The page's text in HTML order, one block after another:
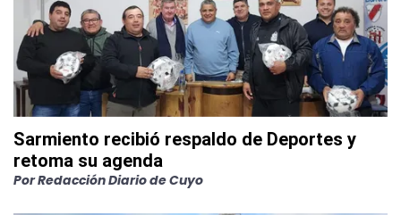
Sarmiento recibió respaldo de Deportes y
retoma su agenda
PorRedacción Diario de Cuyo